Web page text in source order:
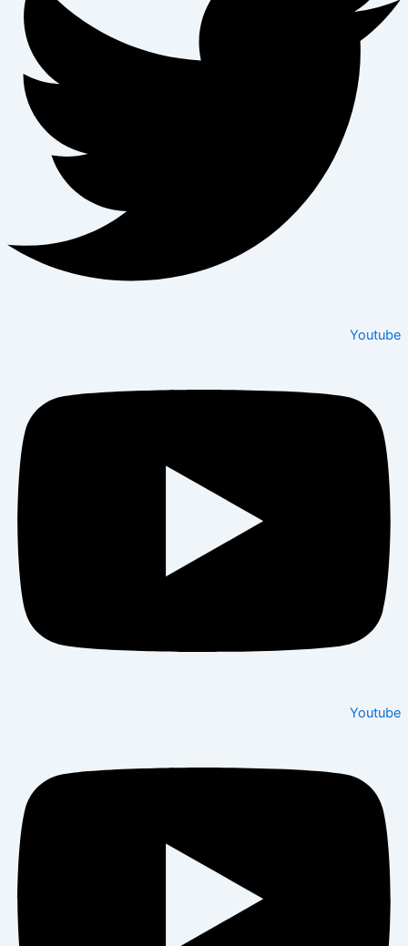
Youtube
Youtube